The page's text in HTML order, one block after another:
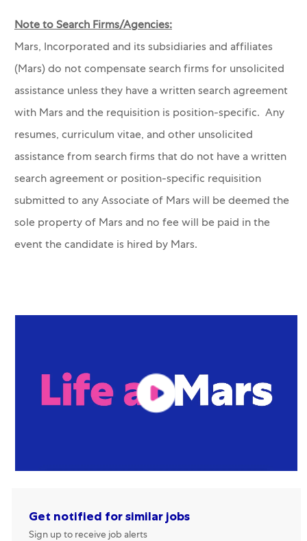
Note to Search Firms/Agencies:
Mars, Incorporated and its subsidiaries and affiliates
(Mars) do not compensate search firms for unsolicited
assistance unless they have a written search agreement
with Mars and the requisition is position-specific. Any
resumes, curriculum vitae, and other unsolicited
assistance from search firms that do not have a written
search agreement or position-specific requisition
submitted to any Associate of Mars will be deemed the
sole property of Mars and no fee will be paid in the
event the candidate is hired by Mars.
Get notified for similar jobs
Sign up to receive job alerts